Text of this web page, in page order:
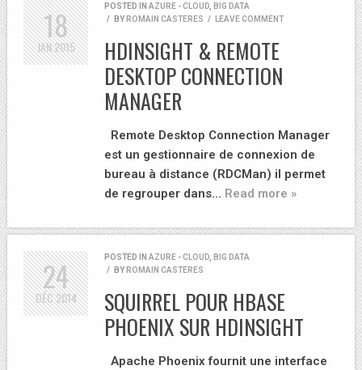
POSTED IN AZURE - CLOUD
BIG DATA
/
BY ROMAIN CASTERES / LEAVE COMMENT
HDINSIGHT & REMOTE
DESKTOP CONNECTION
MANAGER
Remote Desktop Connection Manager
est un gestionnaire de connexion de
bureau à distance (RDCMan) il permet
de regrouper dans… Read more »
18
JAN2015
POSTED IN AZURE - CLOUD
BIG DATA
/
BY ROMAIN CASTERES
SQUIRREL POUR HBASE
PHOENIX SUR HDINSIGHT
Apache Phoenix fournit une interface
24
DÉC2014